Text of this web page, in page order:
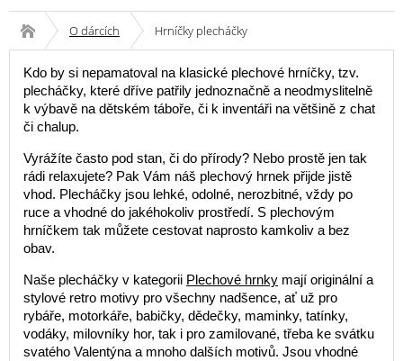
O dárcích Hrníčky plecháčky
Kdo by si nepamatoval na klasické plechové hrníčky, tzv.
plecháčky, které dříve patřily jednoznačně a neodmyslitelně
k výbavě na dětském táboře, či k inventáři na většině z chat
či chalup.
Vyrážíte často pod stan, či do přírody? Nebo prostě jen tak
rádi relaxujete? Pak Vám náš plechový hrnek přijde jistě
vhod. Plecháčky jsou lehké, odolné, nerozbitné, vždy po
ruce a vhodné do jakéhokoliv prostředí. S plechovým
hrníčkem tak můžete cestovat naprosto kamkoliv a bez
obav.
Naše plecháčky v kategorii Plechové hrnky mají originální a
stylové retro motivy pro všechny nadšence, ať už pro
rybáře, motorkáře, babičky, dědečky, maminky, tatínky,
vodáky, milovníky hor, tak i pro zamilované, třeba ke svátku
svatého Valentýna a mnoho dalších motivů. Jsou vhodné